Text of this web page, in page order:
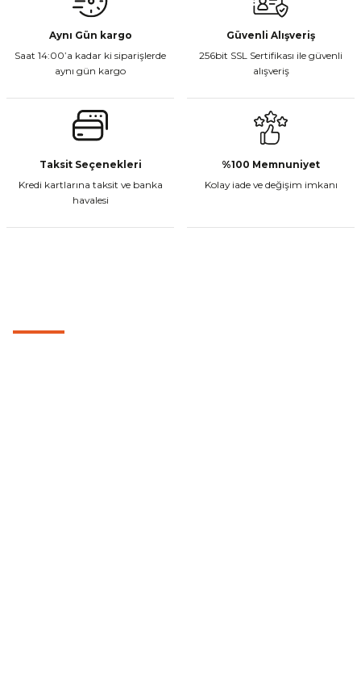
Aynı Gün kargo
Saat 14:00’a kadar ki siparişlerde
aynı gün kargo
Güvenli Alışveriş
256bit SSL Sertifikası ile güvenli
alışveriş
Taksit Seçenekleri
Kredi kartlarına taksit ve banka
havalesi
%100 Memnuniyet
Kolay iade ve değişim imkanı